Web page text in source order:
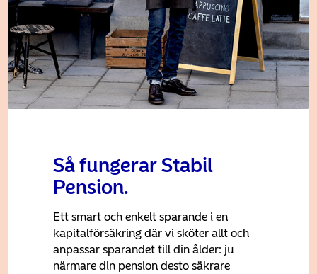
Så fungerar Stabil
Pension.
Ett smart och enkelt sparande i en
kapitalförsäkring där vi sköter allt och
anpassar sparandet till din ålder: ju
närmare din pension desto säkrare